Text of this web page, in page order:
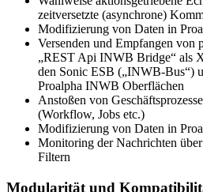
zeitversetzte (asynchrone)
Modifizierung von Daten in
Versenden und Empfangen
„REST Api INWB Bridge“ als
den Sonic ESB („INWB-Bus“)
Proalpha INWB Oberflächen
Anstoßen von
(Workflow, Jobs etc.)
Modifizierung von Daten in
Monitoring der Nachrichten
Filtern
Modularität und